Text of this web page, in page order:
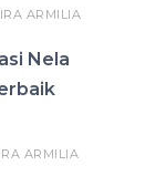
ARMILIA
Nela
ARMILIA